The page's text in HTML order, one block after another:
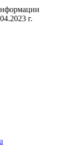
г.